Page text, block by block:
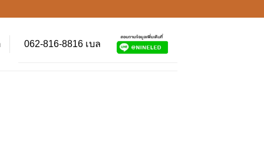
062-816-8816 เบล